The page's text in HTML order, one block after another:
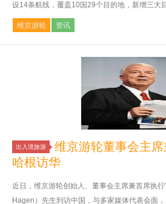
设14条航线，覆盖10国29个目的地，新增三大
维京游轮 资讯
出入境旅游
维京游轮董事会主席
哈根访华
近日，维京游轮创始人、董事会主席兼首席执
Hagen）先生到访中国，与多家媒体代表会面